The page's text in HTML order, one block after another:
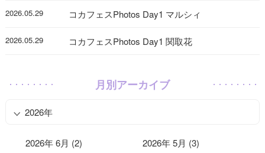
2026.05.29 コカフェスPhotos Day1 マルシィ
2026.05.29 コカフェスPhotos Day1 関取花
月別アーカイブ
2026年
2026年 6月 (2) 2026年 5月 (3)